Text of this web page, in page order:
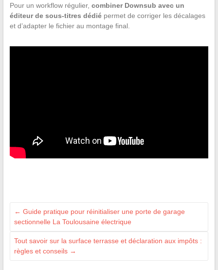
Pour un workflow régulier, combiner Downsub avec un
éditeur de sous-titres dédiépermet de corriger les décalages
et d’adapter le fichier au montage final.
← Guide pratique pour réinitialiser une porte de garage
sectionnelle La Toulousaine électrique
Tout savoir sur la surface terrasse et déclaration aux impôts :
règles et conseils →